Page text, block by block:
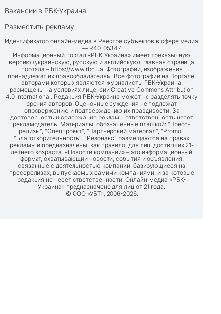
Вакансии в РБК-Украина
Разместить рекламу
Идентификатор онлайн-медиа в Реестре субъектов в сфере медиа
— R40-05347
Информационный портал «РБК-Украина» имеет трехязычную
версию (украинскую, русскую и английскую), главная страница
портала – https://www.rbc.ua. Фотографии, изображения
принадлежат их правообладателям. Все фотографии на Портале,
авторами которых являются журналисты РБК-Украина,
размещены на условиях лицензии Creative Commons Attribution
4.0 International. Редакция РБК-Украина может не разделять точку
зрения авторов. Оценочные суждения не подлежат
опровержению и подтверждению их правдивости. За
достоверность и содержание рекламы ответственность несет
рекламодатель. Материалы, обозначенные плашкой: "Пресс-
релизы", "Спецпроект", "Партнерский материал", "Promo",
"Благотворительность", "Резонанс" размещаются на правах
рекламы и предназначены, как правило, для лиц, достигших 21-
летнего возраста. «Новости компании» – это информационный
формат, охватывающий новости, события и объявления,
связанные с деятельностью компаний, базирующиеся на
прессрелизах, выпускаемых самими компаниями, и за которые
редакция не несет ответственности. Онлайн-медиа «РБК-
Украина» предназначено для лиц от 21 года.
© ООО «УБТ», 2006-2026.